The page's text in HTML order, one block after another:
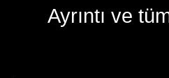
Ayrıntı ve